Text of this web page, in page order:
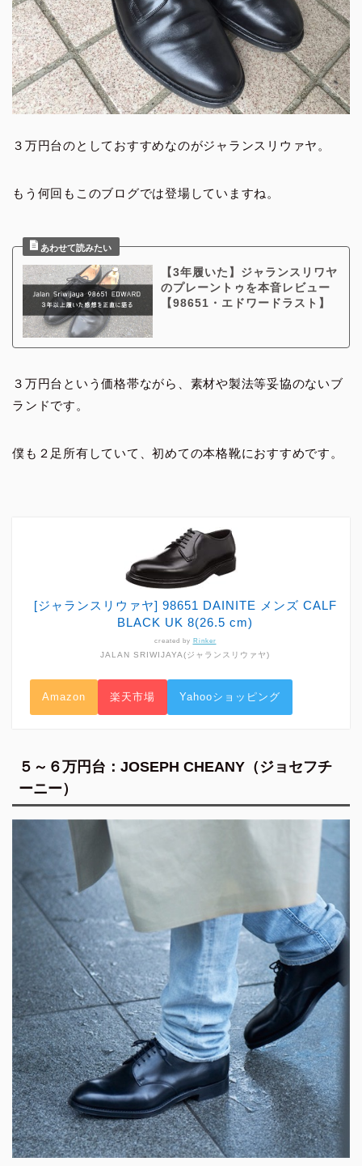
３万円台のとしておすすめなのがジャランスリウァヤ。
もう何回もこのブログでは登場していますね。
【3年履いた】ジャランスリワヤ
のプレーントゥを本音レビュー
【98651・エドワードラスト】
３万円台という価格帯ながら、素材や製法等妥協のないブ
ランドです。
僕も２足所有していて、初めての本格靴におすすめです。
[ジャランスリウァヤ] 98651 DAINITE メンズ CALF
BLACK UK 8(26.5 cm)
created by Rinker
JALAN SRIWIJAYA(ジャランスリウァヤ)
Amazon 楽天市場 Yahooショッピング
５～６万円台：JOSEPH CHEANY（ジョセフチ
ーニー）